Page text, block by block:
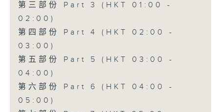
第三部份 Part 3 (HKT 01:00 -
02:00)
第四部份 Part 4 (HKT 02:00 -
03:00)
第五部份 Part 5 (HKT 03:00 -
04:00)
第六部份 Part 6 (HKT 04:00 -
05:00)